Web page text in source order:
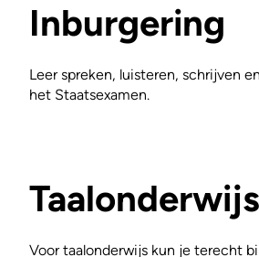
Inburgering
Leer spreken, luisteren, schrijven
het Staatsexamen.
Taalonderwijs
Voor taalonderwijs kun je terecht